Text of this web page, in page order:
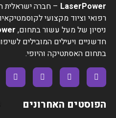
LaserPower – חברה ישראלית
רפואי וציוד מקצועי
ניסיון של מעל עשור בתחום,
חדשניים ויעילים המובילים
בתחום האסתטיקה והיופי.
הפוסטים האחרונים